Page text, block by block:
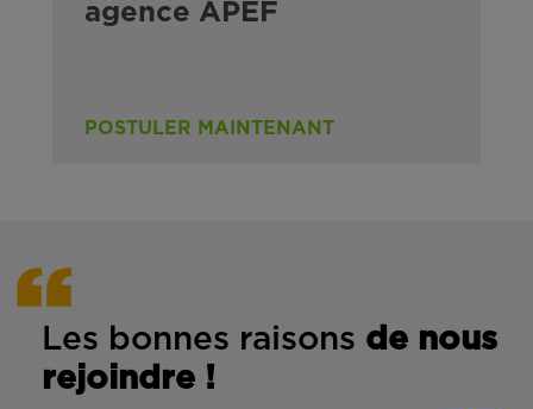
agence APEF
POSTULER MAINTENANT
Les bonnes raisons de nous
rejoindre !